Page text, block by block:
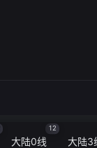
大陆0线
12
大陆3